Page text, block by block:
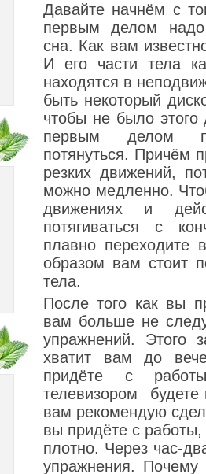
Давайте начнём с
первым делом надо
сна. Как вам
И его части тела
находятся в
быть некоторый
чтобы не было
первым делом
потянуться. Причём
резких движений,
можно медленно.
движениях и
потягиваться с
плавно
образом вам стоит
тела.
После того как вы
вам больше не
упражнений. Этого
хватит вам до
придёте с
телевизором
вам рекомендую
вы придёте с
плотно. Через час-
упражнения.